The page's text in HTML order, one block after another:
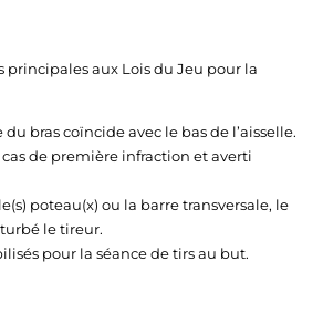
principales aux Lois du Jeu pour la
bras coïncide avec le bas de l’aisselle.
de première infraction et averti
poteau(x) ou la barre transversale, le
le tireur.
pour la séance de tirs au but.